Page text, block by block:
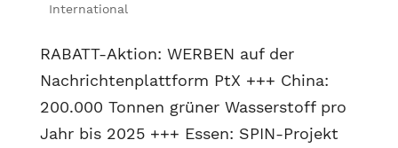
International
RABATT-Aktion: WERBEN auf der
Nachrichtenplattform PtX +++ China:
200.000 Tonnen grüner Wasserstoff pro
Jahr bis 2025 +++ Essen: SPIN-Projekt